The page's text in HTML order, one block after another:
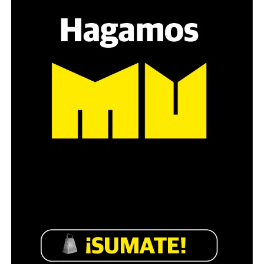
mamá de Lucía Pérez
“Estamos como el día 1”. La frase de la madre de la joven
es a través del interrogante, que puedan encarnar la
pregunta», comparte Gonzalo, de 41 años.